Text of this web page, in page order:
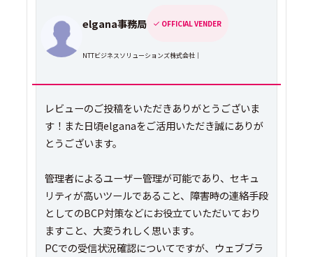
elgana事務局 OFFICIAL VENDER
NTTビジネスソリューションズ株式会社｜
レビューのご投稿をいただきありがとうございま
す！また日頃elganaをご活用いただき誠にありが
とうございます。
管理者によるユーザー管理が可能であり、セキュ
リティが高いツールであること、障害時の連絡手段
としてのBCP対策などにお役立ていただいており
ますこと、大変うれしく思います。
PCでの受信状況確認についてですが、ウェブブラ